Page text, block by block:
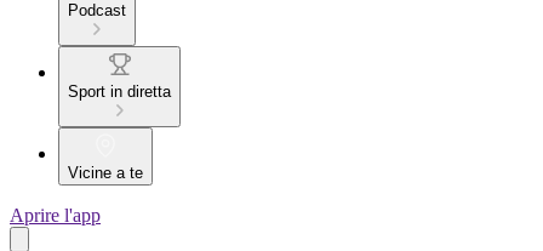
Podcast
Sport in diretta
Vicine a te
Aprire l'app